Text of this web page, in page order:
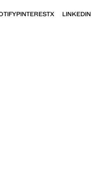
PINTERESTX LINKEDIN